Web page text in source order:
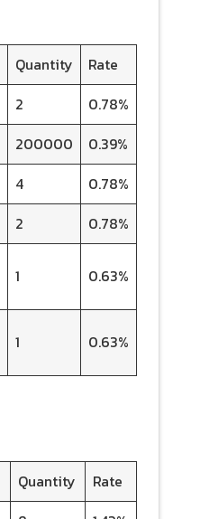
Quantity
Rate
2
0.78%
200000
0.39%
4
0.78%
2
0.78%
1 0.63%
1 0.63%
Quantity
Rate